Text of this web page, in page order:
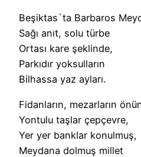
Beşiktas`ta Barbaros
Sağı anıt, solu türbe
Ortası kare şeklinde,
Parkıdır yoksulların
Bilhassa yaz ayları.
Fidanların, mezarların
Yontulu taşlar çepçevre,
Yer yer banklar konulmuş,
Meydana dolmuş millet